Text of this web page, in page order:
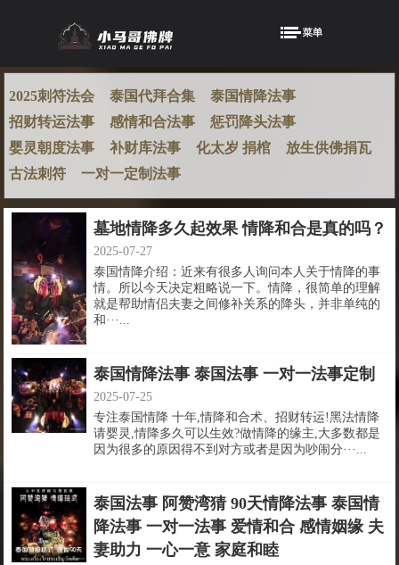
2025刺符法会 泰国代拜合集
泰国情降法事
招财转运法事
感情和合法事
惩罚降头法事
婴灵朝度法事
补财库法事 化太岁 捐棺
放生供佛捐瓦
古法刺符
一对一定制法事
墓地情降多久起效果 情降和合是真的吗？
2025-07-27
泰国情降介绍：近来有很多人询问本人关于情降的事
情。所以今天决定粗略说一下。情降，很简单的理解
就是帮助情侣夫妻之间修补关系的降头，并非单纯的
和···...
泰国情降法事 泰国法事 一对一法事定制
2025-07-25
专注泰国情降 十年,情降和合术、招财转运!黑法情降
请婴灵,情降多久可以生效?做情降的缘主,大多数都是
因为很多的原因得不到对方或者是因为吵闹分···...
泰国法事 阿赞湾猜 90天情降法事 泰国情
降法事 一对一法事 爱情和合 感情姻缘 夫
妻助力 一心一意 家庭和睦